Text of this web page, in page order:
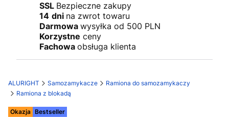
SSL Bezpieczne zakupy
14 dni na zwrot towaru
Darmowa wysyłka od 500 PLN
Korzystne ceny
Fachowa obsługa klienta
ALURIGHT Samozamykacze
Ramiona do samozamykaczy
Ramiona z blokadą
Etykiety
Okazja Bestseller